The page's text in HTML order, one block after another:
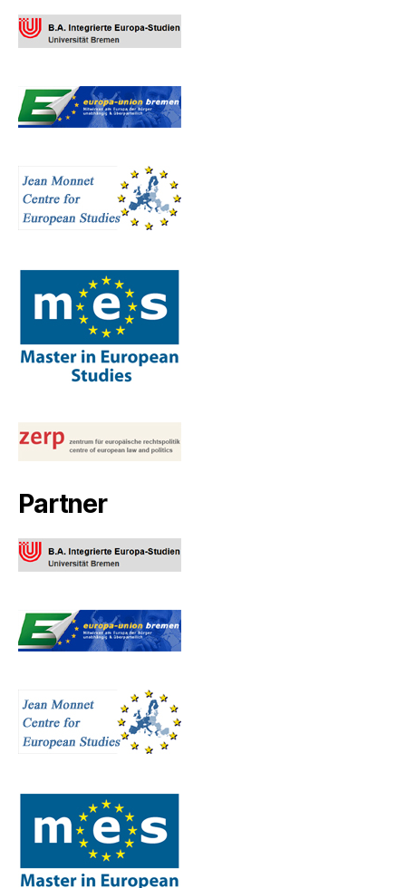
Partner